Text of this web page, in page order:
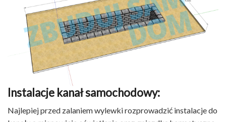
Instalacje kanał samochodowy:
Najlepiej przed zalaniem wylewki rozprowadzić instalacje do